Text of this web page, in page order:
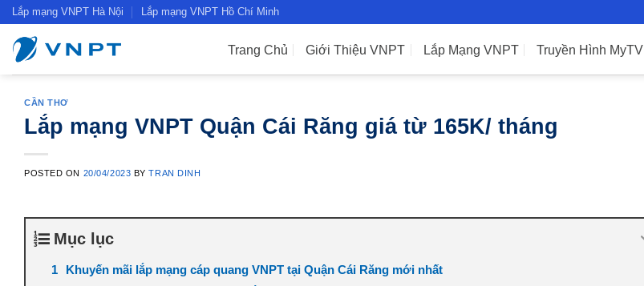
Skip
content
Lắp mạng VNPT Hà Nội Lắp mạng VNPT Hồ Chí Minh
Trang Chủ Giới Thiệu VNPT Lắp Mạng VNPT Truyền Hình MyTV
CẦN THƠ
Lắp mạng VNPT Quận Cái Răng giá từ 165K/ tháng
POSTED ON 20/04/2023 BYTRAN DINH
Mục lục
Khuyến mãi lắp mạng cáp quang VNPT tại Quận Cái Răng mới nhất